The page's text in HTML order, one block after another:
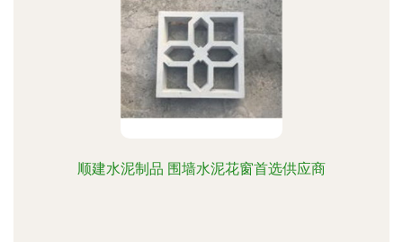
顺建水泥制品 围墙水泥花窗首选供应商